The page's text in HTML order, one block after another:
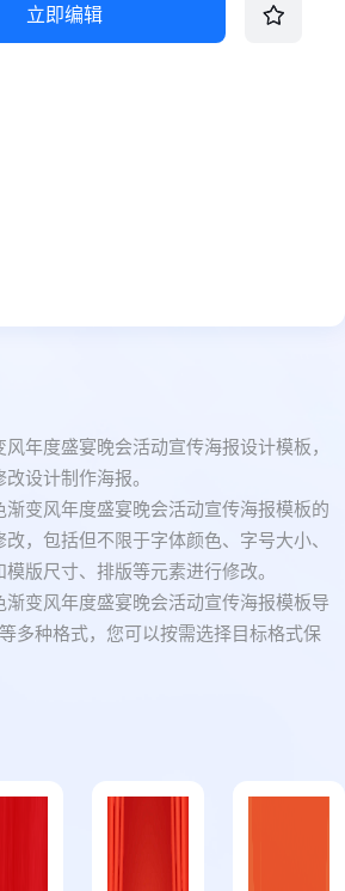
立即编辑
年度盛宴晚会活动宣传海报设计模板，
设计制作海报。
变风年度盛宴晚会活动宣传海报模板的
，包括但不限于字体颜色、字号大小、
版尺寸、排版等元素进行修改。
变风年度盛宴晚会活动宣传海报模板导
多种格式，您可以按需选择目标格式保